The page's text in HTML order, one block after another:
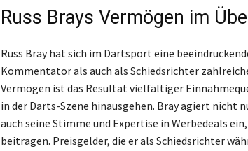
Russ Brays Vermögen im
Russ Bray hat sich im Dartsport eine
Kommentator als auch als Schiedsrichter
Vermögen ist das Resultat vielfältiger
in der Darts-Szene hinausgehen. Bray agiert nicht
auch seine Stimme und Expertise in Werbedeals
beitragen. Preisgelder, die er als Schiedsrichter